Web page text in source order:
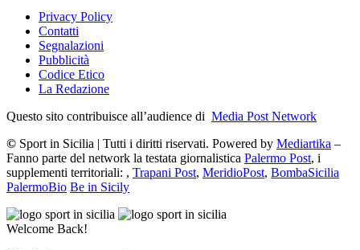
Privacy Policy
Contatti
Segnalazioni
Pubblicità
Codice Etico
La Redazione
Questo sito contribuisce all’audience di Media Post Network
© Sport in Sicilia | Tutti i diritti riservati. Powered by Mediartika –
Fanno parte del network la testata giornalistica Palermo Post, i
supplementi territoriali: , Trapani Post, MeridioPost, BombaSicilia
PalermoBio Be in Sicily
Welcome Back!